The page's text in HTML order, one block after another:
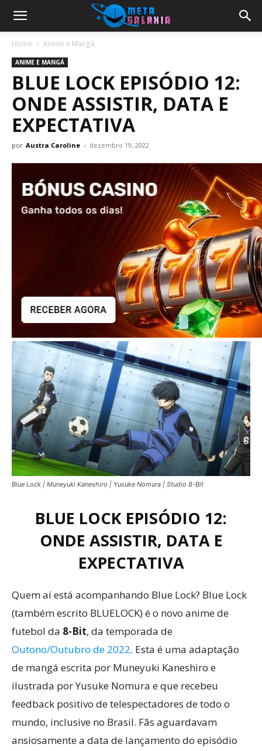
Home Anime e Mangá
ANIME E MANGÁ
BLUE LOCK EPISÓDIO 12:
ONDE ASSISTIR, DATA E
EXPECTATIVA
por Austra Caroline - dezembro 19, 2022
Blue Lock | Muneyuki Kaneshiro | Yusuke Nomura | Studio 8-Bit
BLUE LOCK EPISÓDIO 12:
ONDE ASSISTIR, DATA E
EXPECTATIVA
Quem aí está acompanhando Blue Lock? Blue Lock
(também escrito BLUELOCK) é o novo anime de
futebol da 8-Bit, da temporada de
Outono/Outubro de 2022. Esta é uma adaptação
de mangá escrita por Muneyuki Kaneshiro e
ilustrada por Yusuke Nomura e que recebeu
feedback positivo de telespectadores de todo o
mundo, inclusive no Brasil. Fãs aguardavam
ansiosamente a data de lançamento do episódio